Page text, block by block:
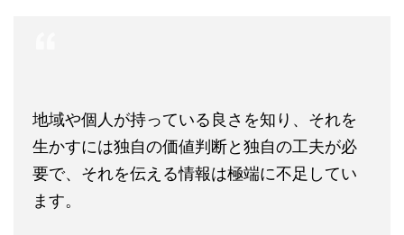
地域や個人が持っている良さを知り、それを
生かすには独自の価値判断と独自の工夫が必
要で、それを伝える情報は極端に不足してい
ます。